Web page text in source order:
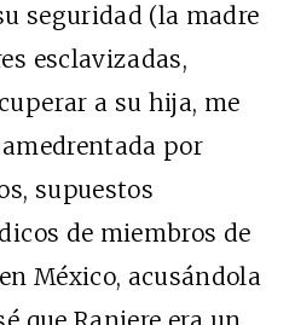
seguridad (la madre
esclavizadas,
a su hija, me
por
supuestos
de miembros de
México, acusándola